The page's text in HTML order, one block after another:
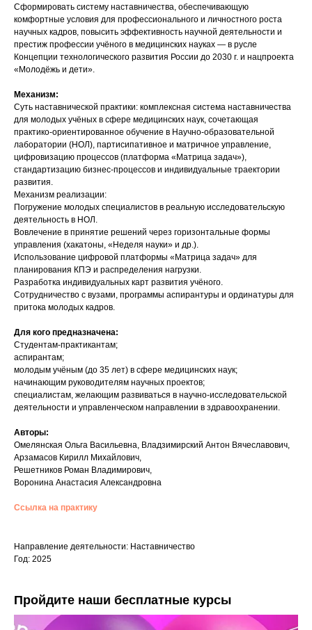
Сформировать систему наставничества, обеспечивающую
комфортные условия для профессионального и личностного роста
научных кадров, повысить эффективность научной деятельности и
престиж профессии учёного в медицинских науках — в русле
Концепции технологического развития России до 2030 г. и нацпроекта
«Молодёжь и дети».
Механизм:
Суть наставнической практики: комплексная система наставничества
для молодых учёных в сфере медицинских наук, сочетающая
практико-ориентированное обучение в Научно-образовательной
лаборатории (НОЛ), партисипативное и матричное управление,
цифровизацию процессов (платформа «Матрица задач»),
стандартизацию бизнес-процессов и индивидуальные траектории
развития.
Механизм реализации:
Погружение молодых специалистов в реальную исследовательскую
деятельность в НОЛ.
Вовлечение в принятие решений через горизонтальные формы
управления (хакатоны, «Неделя науки» и др.).
Использование цифровой платформы «Матрица задач» для
планирования КПЭ и распределения нагрузки.
Разработка индивидуальных карт развития учёного.
Сотрудничество с вузами, программы аспирантуры и ординатуры для
притока молодых кадров.
Для кого предназначена:
Студентам-практикантам;
аспирантам;
молодым учёным (до 35 лет) в сфере медицинских наук;
начинающим руководителям научных проектов;
специалистам, желающим развиваться в научно-исследовательской
деятельности и управленческом направлении в здравоохранении.
Авторы:
Омелянская Ольга Васильевна, Владзимирский Антон Вячеславович,
Арзамасов Кирилл Михайлович,
Решетников Роман Владимирович,
Воронина Анастасия Александровна
Ссылка на практику
Направление деятельности: Наставничество
Год: 2025
Пройдите наши бесплатные курсы